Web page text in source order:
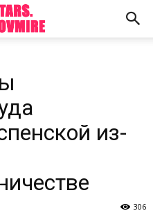
из-
306